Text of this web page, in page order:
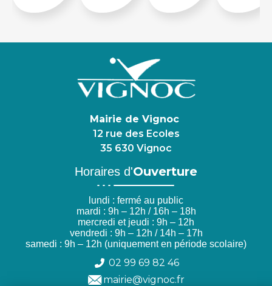
Mairie de Vignoc
12 rue des Ecoles
35 630 Vignoc
Horaires d'Ouverture
lundi : fermé au public
mardi : 9h – 12h / 16h – 18h
mercredi et jeudi : 9h – 12h
vendredi : 9h – 12h / 14h – 17h
samedi : 9h – 12h (uniquement en période scolaire)
02 99 69 82 46
mairie@vignoc.fr